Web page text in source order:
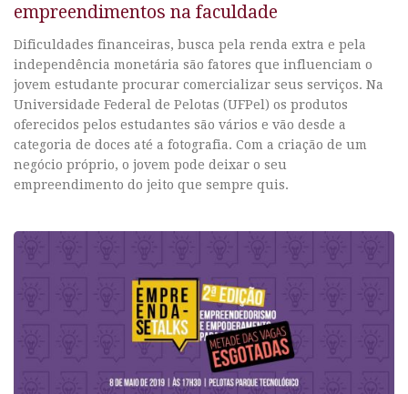
empreendimentos na faculdade
Dificuldades financeiras, busca pela renda extra e pela
independência monetária são fatores que influenciam o
jovem estudante procurar comercializar seus serviços. Na
Universidade Federal de Pelotas (UFPel) os produtos
oferecidos pelos estudantes são vários e vão desde a
categoria de doces até a fotografia. Com a criação de um
negócio próprio, o jovem pode deixar o seu
empreendimento do jeito que sempre quis.